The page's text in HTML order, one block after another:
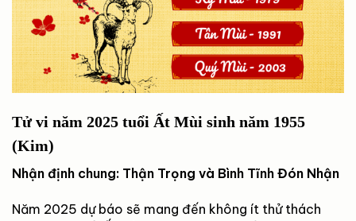
Tử vi năm 2025 tuổi Ất Mùi sinh năm 1955
(Kim)
Nhận định chung: Thận Trọng và Bình Tĩnh Đón Nhận
Năm 2025 dự báo sẽ mang đến không ít thử thách